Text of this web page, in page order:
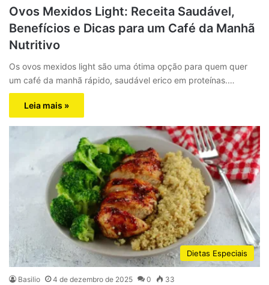
Ovos Mexidos Light: Receita Saudável,
Benefícios e Dicas para um Café da Manhã
Nutritivo
Os ovos mexidos light são uma ótima opção para quem quer
um café da manhã rápido, saudável erico em proteínas.…
Leia mais »
Dietas Especiais
Basilio 4 de dezembro de 2025 0 33